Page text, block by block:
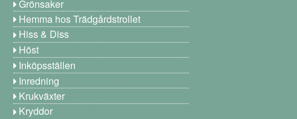
Grönsaker
Hemma hos Trädgårdstrollet
Hiss & Diss
Höst
Inköpsställen
Inredning
Krukväxter
Kryddor